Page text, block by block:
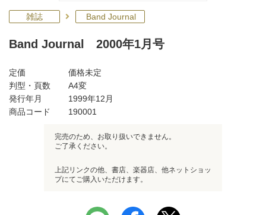
雑誌 Band Journal
Band Journal 2000年1月号
定価
価格未定
判型・頁数
A4変
発行年月
1999年12月
商品コード
190001
完売のため、お取り扱いできません。
ご了承ください。
上記リンクの他、書店、楽器店、他ネットショッ
プにてご購入いただけます。